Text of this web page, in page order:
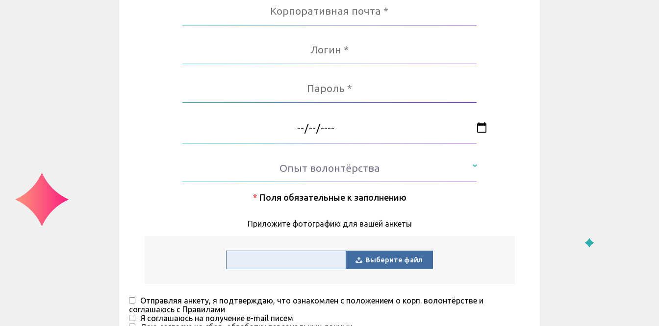
Опыт волонтёрства
* Поля обязательные к заполнению
Приложите фотографию для вашей анкеты
Выберите файл
Отправляя анкету, я подтверждаю, что ознакомлен с положением о корп. волонтёрстве и
соглашаюсь с Правилами
Я соглашаюсь на получение e-mail писем